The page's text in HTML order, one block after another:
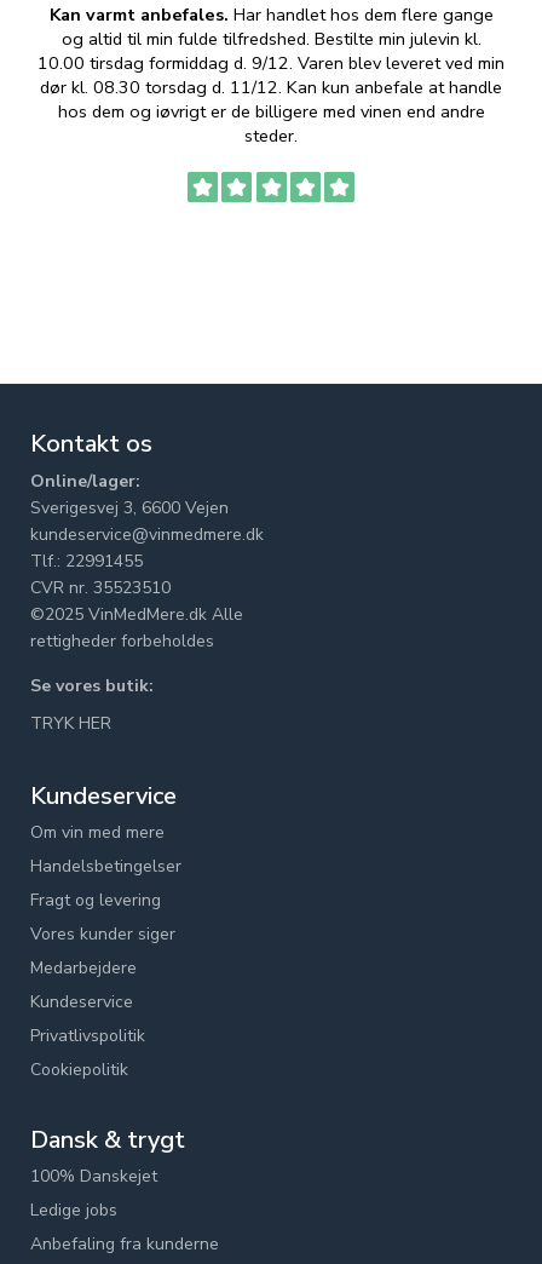
Kan varmt anbefales. Har handlet hos dem flere gange
og altid til min fulde tilfredshed. Bestilte min julevin kl.
10.00 tirsdag formiddag d. 9/12. Varen blev leveret ved min
dør kl. 08.30 torsdag d. 11/12. Kan kun anbefale at handle
hos dem og iøvrigt er de billigere med vinen end andre
steder.
Kontakt os
Online/lager:
Sverigesvej 3, 6600 Vejen
kundeservice@vinmedmere.dk
Tlf.: 22991455
CVR nr. 35523510
©2025 VinMedMere.dk Alle
rettigheder forbeholdes
Se vores butik:
TRYK HER
Kundeservice
Om vin med mere
Handelsbetingelser
Fragt og levering
Vores kunder siger
Medarbejdere
Kundeservice
Privatlivspolitik
Cookiepolitik
Dansk & trygt
100% Danskejet
Ledige jobs
Anbefaling fra kunderne